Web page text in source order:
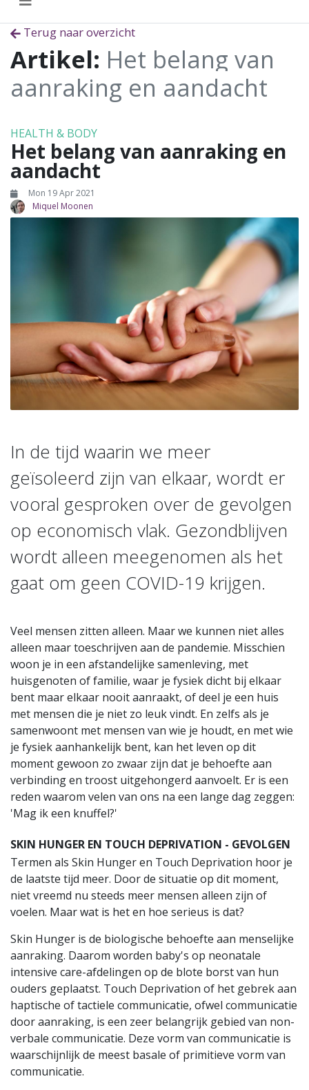
Terug naar overzicht
Artikel: Het belang van
aanraking en aandacht
HEALTH & BODY
Het belang van aanraking en
aandacht
Mon 19 Apr 2021
Miquel Moonen
In de tijd waarin we meer
geïsoleerd zijn van elkaar, wordt er
vooral gesproken over de gevolgen
op economisch vlak. Gezondblijven
wordt alleen meegenomen als het
gaat om geen COVID-19 krijgen.
Veel mensen zitten alleen. Maar we kunnen niet alles
alleen maar toeschrijven aan de pandemie. Misschien
woon je in een afstandelijke samenleving, met
huisgenoten of familie, waar je fysiek dicht bij elkaar
bent maar elkaar nooit aanraakt, of deel je een huis
met mensen die je niet zo leuk vindt. En zelfs als je
samenwoont met mensen van wie je houdt, en met wie
je fysiek aanhankelijk bent, kan het leven op dit
moment gewoon zo zwaar zijn dat je behoefte aan
verbinding en troost uitgehongerd aanvoelt. Er is een
reden waarom velen van ons na een lange dag zeggen:
'Mag ik een knuffel?'
SKIN HUNGER EN TOUCH DEPRIVATION - GEVOLGEN
Termen als Skin Hunger en Touch Deprivation hoor je
de laatste tijd meer. Door de situatie op dit moment,
niet vreemd nu steeds meer mensen alleen zijn of
voelen. Maar wat is het en hoe serieus is dat?
Skin Hunger is de biologische behoefte aan menselijke
aanraking. Daarom worden baby's op neonatale
intensive care-afdelingen op de blote borst van hun
ouders geplaatst. Touch Deprivation of het gebrek aan
haptische of tactiele communicatie, ofwel communicatie
door aanraking, is een zeer belangrijk gebied van non-
verbale communicatie. Deze vorm van communicatie is
waarschijnlijk de meest basale of primitieve vorm van
communicatie.